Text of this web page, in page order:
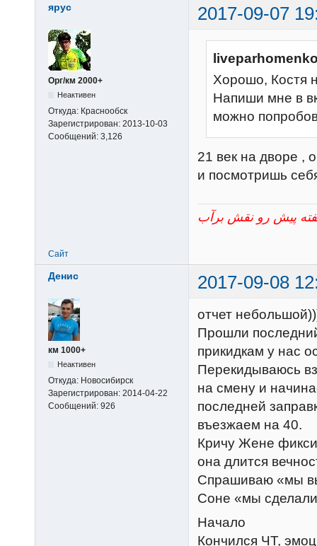
ярус 2017-09-07
Орг/км 2000+
Неактивен
Откуда: Краснообск
Зарегистрирован: 2013-10-03
Сообщений: 3,126
Хорошо, Костя
Напиши мне в
можно
21 век на дворе ,
и посмотришь
Сайт
Денис 2017-09-08
км 1000+
Неактивен
Откуда: Новосибирск
Зарегистрирован: 2014-04-22
Сообщений: 926
отчет
Прошли
прикидкам у нас
Перекидываюсь
на смену и
последней
въезжаем на 40.
Кричу Жене
она длится
Спрашиваю «мы
Соне «мы сделали
Начало
Кончился ЧТ,